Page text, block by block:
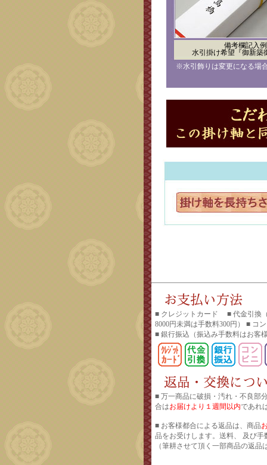
備考欄記入
水引掛け希望『御新築
※水引飾りは変更になる場
■ クレジットカード ■ 代金引換
8000円未満は手数料300円） ■ コ
■ 銀行振込 （振込み手数料はお客
■ 万一商品に破損・汚れ・不良部
合はお届けより１週間以内であれ
■ お客様都合による返品は、商品
品をお受けします。送料、 及び
（筆耕させて頂く一部商品の返品